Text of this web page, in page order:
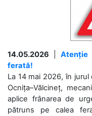
14.05.2026
Atenție
ferată!
La 14 mai 2026, în
Ocnița–Vălcineț,
aplice frânarea de
pătruns pe calea